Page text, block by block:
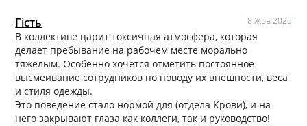
Гість 8 Жов 2025
В коллективе царит токсичная атмосфера, которая
делает пребывание на рабочем месте морально
тяжёлым. Особенно хочется отметить постоянное
высмеивание сотрудников по поводу их внешности, веса
и стиля одежды.
Это поведение стало нормой для (отдела Крови), и на
него закрывают глаза как коллеги, так и руководство!